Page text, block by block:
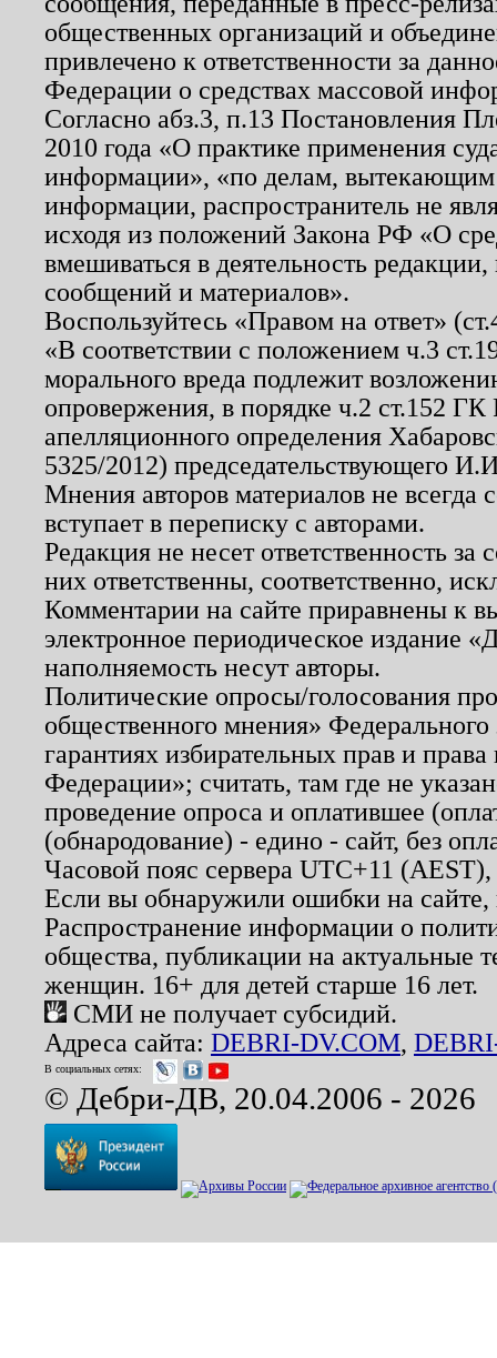
общественных организаций и
привлечено к ответственности за
Федерации о средствах массовой
Согласно абз.3, п.13 Постановления
2010 года «О практике применения
информации», «по делам, вытекающим
информации, распространитель не
исходя из положений Закона РФ «О
вмешиваться в деятельность
сообщений и материалов».
Воспользуйтесь «Правом на ответ»
«В соответствии с положением ч.3
морального вреда подлежит
опровержения, в порядке ч.2 ст.152
апелляционного определения
5325/2012) председательствующего
Мнения авторов материалов не
вступает в переписку с авторами.
Редакция не несет ответственность
них ответственны, соответственно,
Комментарии на сайте приравнены к
электронное периодическое издание
наполняемость несут авторы.
Политические опросы/голосования
общественного мнения»
гарантиях избирательных прав и
Федерации»; считать, там где не
проведение опроса и оплатившее
(обнародование) - едино - сайт, без
Часовой пояс сервера UTC+11
Если вы обнаружили ошибки на
Распространение информации о
общества, публикации на актуальные
женщин. 16+ для детей старше 16 лет.
СМИ не получает субсидий.
Адреса сайта: DEBRI-DV.COM,
В социальных сетях:
© Дебри-ДВ, 20.04.2006 - 2026